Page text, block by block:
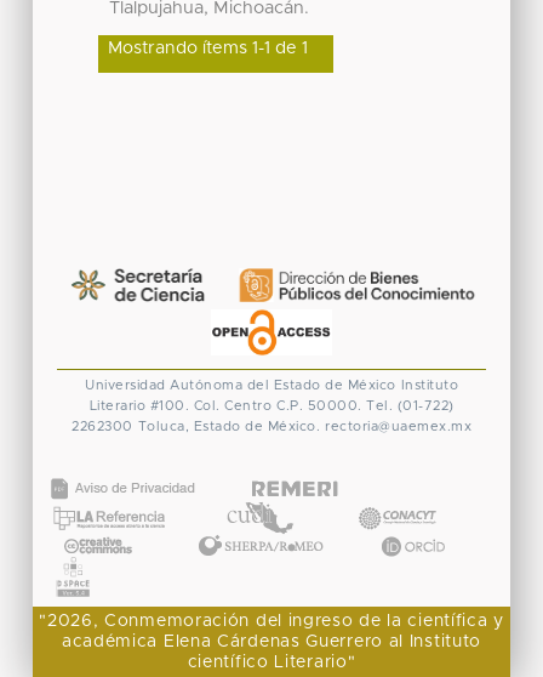
Tlalpujahua, Michoacán.
Mostrando ítems 1-1 de 1
Universidad Autónoma del Estado de México
Instituto
Literario #100. Col. Centro C.P. 50000. Tel. (01-722)
2262300 Toluca, Estado de México. rectoria@uaemex.mx
"2026, Conmemoración del ingreso de la científica y
académica Elena Cárdenas Guerrero al Instituto
científico Literario"